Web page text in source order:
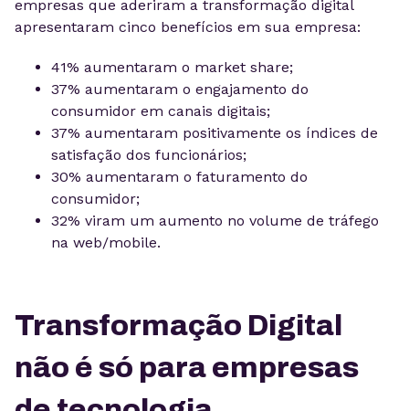
empresas que aderiram a transformação digital
apresentaram cinco benefícios em sua empresa:
41% aumentaram o market share;
37% aumentaram o engajamento do
consumidor em canais digitais;
37% aumentaram positivamente os índices de
satisfação dos funcionários;
30% aumentaram o faturamento do
consumidor;
32% viram um aumento no volume de tráfego
na web/mobile.
Transformação Digital
não é só para empresas